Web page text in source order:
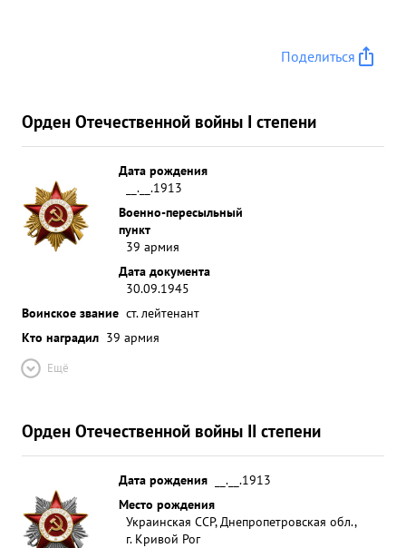
Поделиться
Орден Отечественной войны I степени
Дата рождения
__.__.1913
Военно-пересыльный
пункт
39 армия
Дата документа
30.09.1945
Воинское звание ст. лейтенант
Кто наградил 39 армия
Ещё
Орден Отечественной войны II степени
Дата рождения
__.__.1913
Место рождения
Украинская ССР, Днепропетровская обл.,
г. Кривой Рог